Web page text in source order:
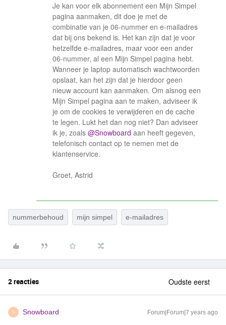
Je kan voor elk abonnement een Mijn Simpel
pagina aanmaken, dit doe je met de
combinatie van je 06-nummer en e-mailadres
dat bij ons bekend is. Het kan zijn dat je voor
hetzelfde e-mailadres, maar voor een ander
06-nummer, al een Mijn Simpel pagina hebt.
Wanneer je laptop automatisch wachtwoorden
opslaat, kan het zijn dat je hierdoor geen
nieuw account kan aanmaken. Om alsnog een
Mijn Simpel pagina aan te maken, adviseer ik
je om de cookies te verwijderen en de cache
te legen. Lukt het dan nog niet? Dan adviseer
ik je, zoals @Snowboard aan heeft gegeven,
telefonisch contact op te nemen met de
klantenservice.
Groet, Astrid
nummerbehoud mijn simpel e-mailadres
2 reacties Oudste eerst
S Snowboard Forum|Forum|7 years ago